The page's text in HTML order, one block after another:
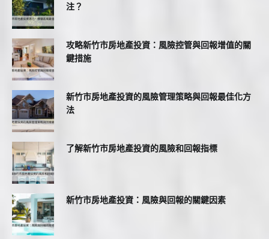
注？
攻略新竹市房地產投資：風險控管與回報增值的關
鍵措施
新竹市房地產投資的風險管理策略與回報最佳化方
法
了解新竹市房地產投資的風險和回報指標
新竹市房地產投資：風險與回報的關鍵因素